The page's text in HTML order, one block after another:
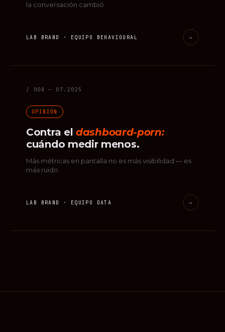
la conversación cambió.
LAB BRAND · EQUIPO BEHAVIOURAL →
/ 008 — 07.2025
OPINIÓN
Contra el dashboard-porn:
cuándo medir menos.
Más métricas en pantalla no es más visibilidad — es
más ruido.
LAB BRAND · EQUIPO DATA →